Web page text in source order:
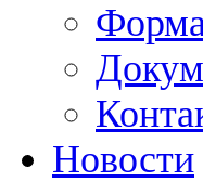
Новости